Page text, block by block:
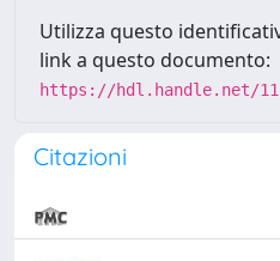
Utilizza questo
link a questo documento:
https://hdl.handle.net/
Citazioni